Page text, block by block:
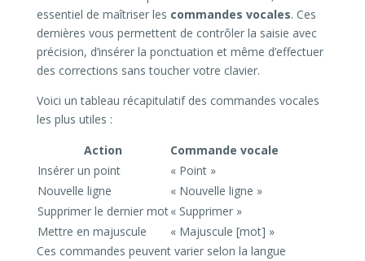
essentiel de maîtriser les commandes vocales. Ces
dernières vous permettent de contrôler la saisie avec
précision, d’insérer la ponctuation et même d’effectuer
des corrections sans toucher votre clavier.
Voici un tableau récapitulatif des commandes vocales
les plus utiles :
Action
Commande vocale
Insérer un point
« Point »
Nouvelle ligne
« Nouvelle ligne »
Supprimer le dernier mot« Supprimer »
Mettre en majuscule
« Majuscule [mot] »
Ces commandes peuvent varier selon la langue